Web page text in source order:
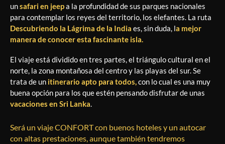
unsafari en jeepa la profundidad de sus parques nacionales
para contemplar los reyes del territorio, los elefantes. La ruta
Descubriendo la Lágrima de la India es, sin duda, la mejor
manera de conocer esta fascinante isla.
El viaje está dividido en tres partes, el triángulo cultural en el
norte, la zona montañosa del centro y las playas del sur. Se
trata de un itinerario apto para todos, con lo cual es una muy
buena opción para los que estén pensando disfrutar de unas
vacaciones en Sri Lanka
Será un viaje CONFORT con buenos hoteles y un autocar
con altas prestaciones, aunque también tendremos